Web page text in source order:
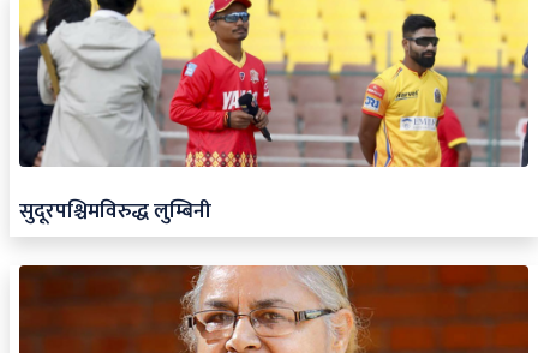
सुदूरपश्चिमविरुद्ध लुम्बिनी